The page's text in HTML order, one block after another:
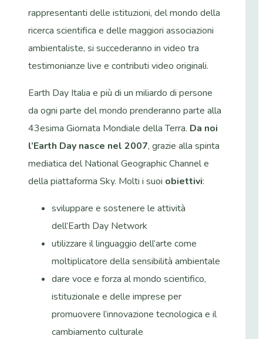
rappresentanti delle istituzioni, del mondo della
ricerca scientifica e delle maggiori associazioni
ambientaliste, si succederanno in video tra
testimonianze live e contributi video originali.
Earth Day Italia e più di un miliardo di persone
da ogni parte del mondo prenderanno parte alla
43esima Giornata Mondiale della Terra. Da noi
l’Earth Day nasce nel 2007, grazie alla spinta
mediatica del National Geographic Channel e
della piattaforma Sky. Molti i suoi obiettivi:
sviluppare e sostenere le attività
dell’Earth Day Network
utilizzare il linguaggio dell’arte come
moltiplicatore della sensibilità ambientale
dare voce e forza al mondo scientifico,
istituzionale e delle imprese per
promuovere l’innovazione tecnologica e il
cambiamento culturale